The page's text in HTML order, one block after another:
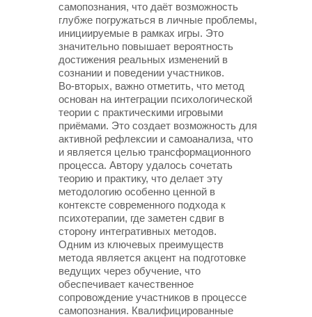
самопознания, что даёт возможность
глубже погружаться в личные проблемы,
инициируемые в рамках игры. Это
значительно повышает вероятность
достижения реальных изменений в
сознании и поведении участников.
Во-вторых, важно отметить, что метод
основан на интеграции психологической
теории с практическими игровыми
приёмами. Это создает возможность для
активной рефлексии и самоанализа, что
и является целью трансформационного
процесса. Автору удалось сочетать
теорию и практику, что делает эту
методологию особенно ценной в
контексте современного подхода к
психотерапии, где заметен сдвиг в
сторону интегративных методов.
Одним из ключевых преимуществ
метода является акцент на подготовке
ведущих через обучение, что
обеспечивает качественное
сопровождение участников в процессе
самопознания. Квалифицированные